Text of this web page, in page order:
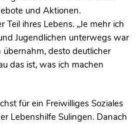
und Aktionen.
ihres Lebens. „Je mehr ich
Jugendlichen unterwegs war
desto deutlicher
das ist, was ich machen
für ein Freiwilliges Soziales
Lebenshilfe Sulingen. Danach